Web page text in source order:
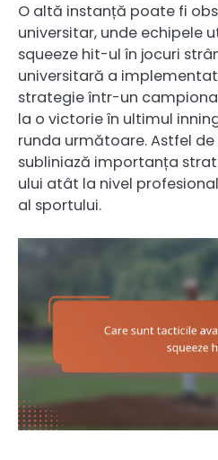
O altă instanță poate fi
universitar, unde echipele
squeeze hit-ul în jocuri
universitară a
strategie într-un
la o victorie în ultimul
runda următoare. Astfel
subliniază importanța
ului atât la nivel
al sportului.